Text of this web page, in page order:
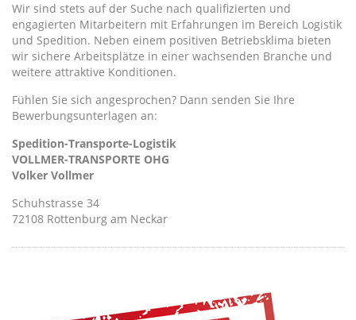
Wir sind stets auf der Suche nach qualifizierten und
engagierten Mitarbeitern mit Erfahrungen im Bereich Logistik
und Spedition. Neben einem positiven Betriebsklima bieten
wir sichere Arbeitsplätze in einer wachsenden Branche und
weitere attraktive Konditionen.
Fühlen Sie sich angesprochen? Dann senden Sie Ihre
Bewerbungsunterlagen an:
Spedition-Transporte-Logistik
VOLLMER-TRANSPORTE OHG
Volker Vollmer
Schuhstrasse 34
72108 Rottenburg am Neckar